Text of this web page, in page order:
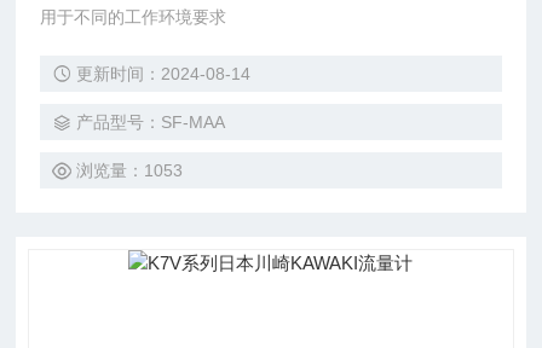
用于不同的工作环境要求
更新时间：2024-08-14
产品型号：SF-MAA
浏览量：1053